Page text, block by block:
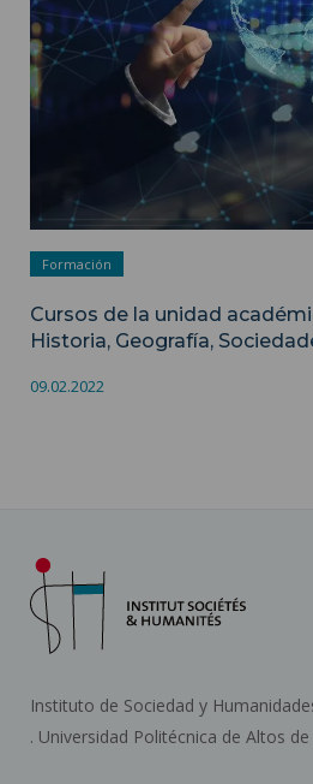
Formación
Cursos de la unidad
Historia, Geografía,
09.02.2022
Instituto de Sociedad y
. Universidad Politécnica de Altos de